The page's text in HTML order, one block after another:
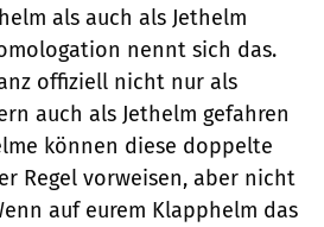
als auch als Jethelm
nennt sich das.
offiziell nicht nur als
auch als Jethelm gefahren
können diese doppelte
Regel vorweisen, aber nicht
auf eurem Klapphelm das